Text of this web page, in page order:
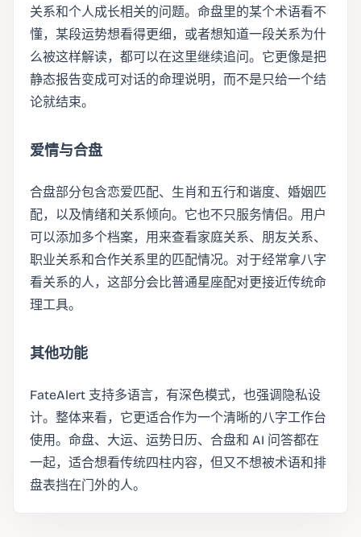
关系和个人成长相关的问题。命盘里的某个术语看不
懂，某段运势想看得更细，或者想知道一段关系为什
么被这样解读，都可以在这里继续追问。它更像是把
静态报告变成可对话的命理说明，而不是只给一个结
论就结束。
爱情与合盘
合盘部分包含恋爱匹配、生肖和五行和谐度、婚姻匹
配，以及情绪和关系倾向。它也不只服务情侣。用户
可以添加多个档案，用来查看家庭关系、朋友关系、
职业关系和合作关系里的匹配情况。对于经常拿八字
看关系的人，这部分会比普通星座配对更接近传统命
理工具。
其他功能
FateAlert 支持多语言，有深色模式，也强调隐私设
计。整体来看，它更适合作为一个清晰的八字工作台
使用。命盘、大运、运势日历、合盘和 AI 问答都在
一起，适合想看传统四柱内容，但又不想被术语和排
盘表挡在门外的人。